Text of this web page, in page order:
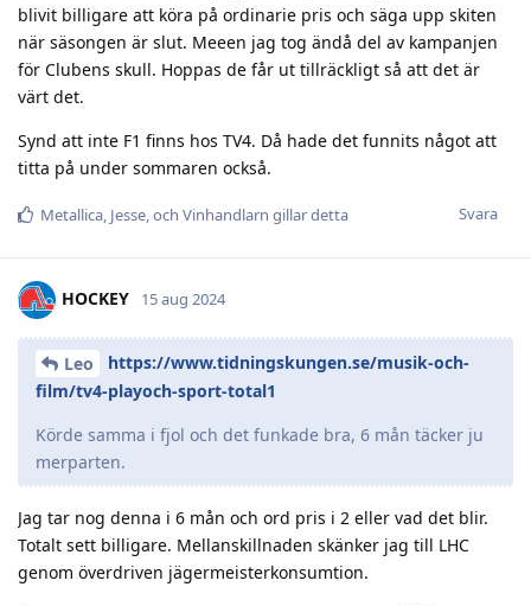
blivit billigare att köra på ordinarie pris och säga upp skiten
när säsongen är slut. Meeen jag tog ändå del av kampanjen
för Clubens skull. Hoppas de får ut tillräckligt så att det är
värt det.
Synd att inte F1 finns hos TV4. Då hade det funnits något att
titta på under sommaren också.
Svara
Metallica, Jesse, och Vinhandlarn gillar detta
HOCKEY 15 aug 2024
Leo
https://www.tidningskungen.se/musik-och-
film/tv4-playoch-sport-total1
Körde samma i fjol och det funkade bra, 6 mån täcker ju
merparten.
Jag tar nog denna i 6 mån och ord pris i 2 eller vad det blir.
Totalt sett billigare. Mellanskillnaden skänker jag till LHC
genom överdriven jägermeisterkonsumtion.